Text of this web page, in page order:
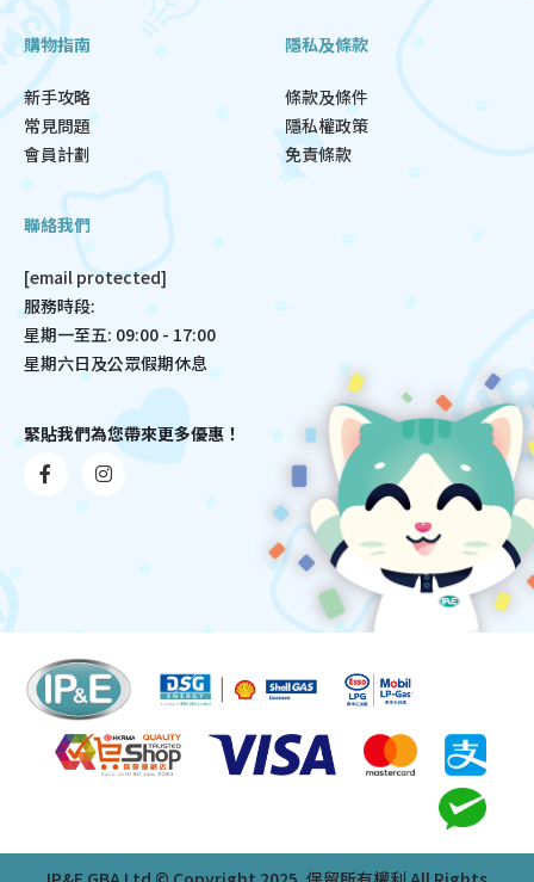
購物指南
新手攻略
常見問題
會員計劃
隱私及條款
條款及條件
隱私權政策
免責條款
聯絡我們
[email protected]
服務時段:
星期一至五: 09:00 - 17:00
星期六日及公眾假期休息
緊貼我們為您帶來更多優惠！